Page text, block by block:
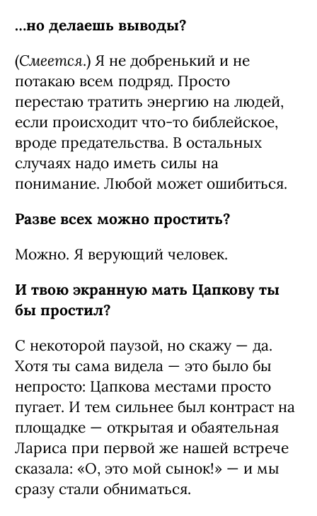
…но делаешь выводы?
(Смеется.) Я не добренький и не
потакаю всем подряд. Просто
перестаю тратить энергию на людей,
если происходит что-то библейское,
вроде предательства. В остальных
случаях надо иметь силы на
понимание. Любой может ошибиться.
Разве всех можно простить?
Можно. Я верующий человек.
И твою экранную мать Цапкову ты
бы простил?
С некоторой паузой, но скажу — да.
Хотя ты сама видела — это было бы
непросто: Цапкова местами просто
пугает. И тем сильнее был контраст на
площадке — открытая и обаятельная
Лариса при первой же нашей встрече
сказала: «О, это мой сынок!» — и мы
сразу стали обниматься.